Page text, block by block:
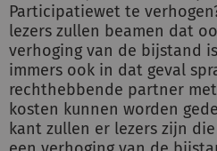
Participatiewet te
lezers zullen beamen dat
verhoging van de bijstand
immers ook in dat geval
rechthebbende partner
kosten kunnen worden
kant zullen er lezers zijn